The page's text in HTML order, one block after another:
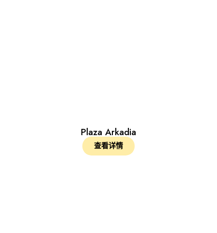
Plaza Arkadia
查看详情